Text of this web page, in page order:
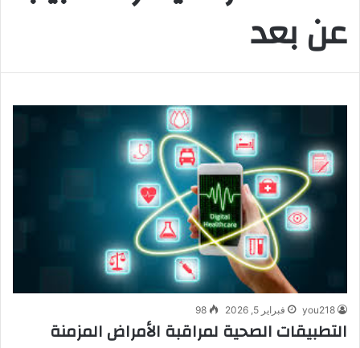
عن بعد
you218 فبراير 5, 2026 98
التطبيقات الصحية لمراقبة الأمراض المزمنة